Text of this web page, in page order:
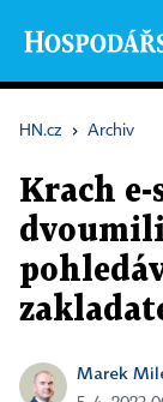
HN.cz › Archiv
Krach e-
Marek